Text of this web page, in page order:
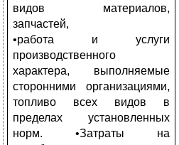
видов материалов,
запчастей,
•работа и услуги
производственного
характера, выполняемые
сторонними организациями,
топливо всех видов в
пределах установленных
норм. •Затраты на